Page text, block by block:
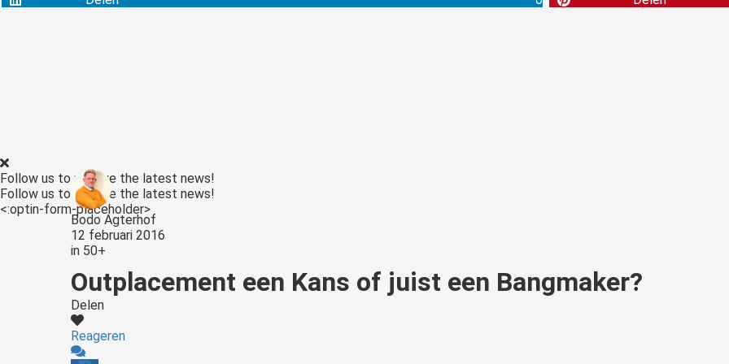
Follow us to receive the latest news!
Follow us to receive the latest news!
<:optin-form-placeholder>
Bodo Agterhof
12 februari 2016
in 50+
Outplacement een Kans of juist een Bangmaker?
Delen
Reageren